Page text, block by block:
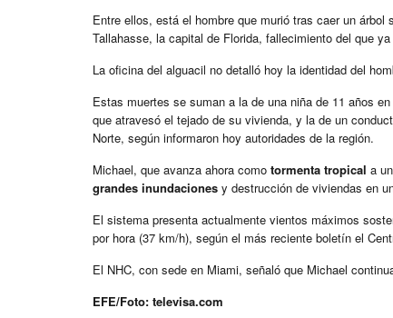
Entre ellos, está el hombre que murió tras caer un
Tallahasse, la capital de Florida, fallecimiento del que
La oficina del alguacil no detalló hoy la identidad del
Estas muertes se suman a la de una niña de 11 años
que atravesó el tejado de su vivienda, y la de un
Norte, según informaron hoy autoridades de la región.
Michael, que avanza ahora como tormenta tropical a
grandes inundaciones y destrucción de viviendas en
El sistema presenta actualmente vientos máximos
por hora (37 km/h), según el más reciente boletín el
El NHC, con sede en Miami, señaló que Michael
EFE/Foto: televisa.com